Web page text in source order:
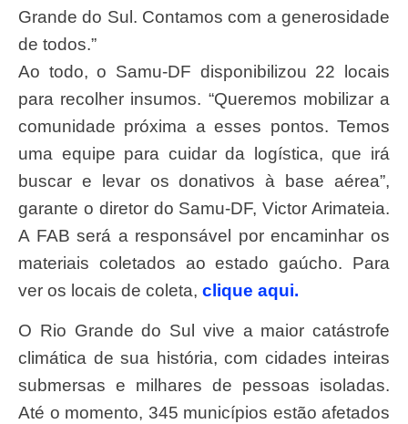
Grande do Sul. Contamos com a generosidade
de todos.”
Ao todo, o Samu-DF disponibilizou 22 locais
para recolher insumos. “Queremos mobilizar a
comunidade próxima a esses pontos. Temos
uma equipe para cuidar da logística, que irá
buscar e levar os donativos à base aérea”,
garante o diretor do Samu-DF, Victor Arimateia.
A FAB será a responsável por encaminhar os
materiais coletados ao estado gaúcho. Para
ver os locais de coleta, clique aqui.
O Rio Grande do Sul vive a maior catástrofe
climática de sua história, com cidades inteiras
submersas e milhares de pessoas isoladas.
Até o momento, 345 municípios estão afetados